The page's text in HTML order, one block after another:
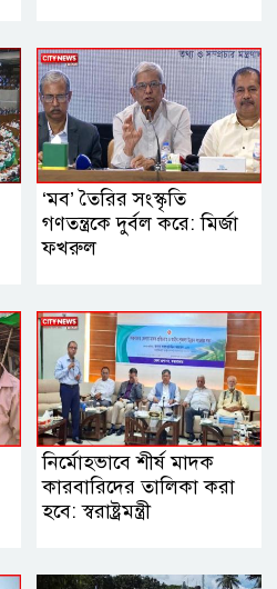
‘মব’ তৈরির সংস্কৃতি
গণতন্ত্রকে দুর্বল করে: মির্জা
ফখরুল
নির্মোহভাবে শীর্ষ মাদক
কারবারিদের তালিকা করা
হবে: স্বরাষ্ট্রমন্ত্রী